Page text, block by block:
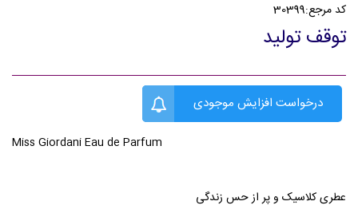
کد مرجع:30399
توقف تولید
درخواست افزایش موجودی
Miss Giordani Eau de Parfum
عطری کلاسیک و پر از حس زندگی